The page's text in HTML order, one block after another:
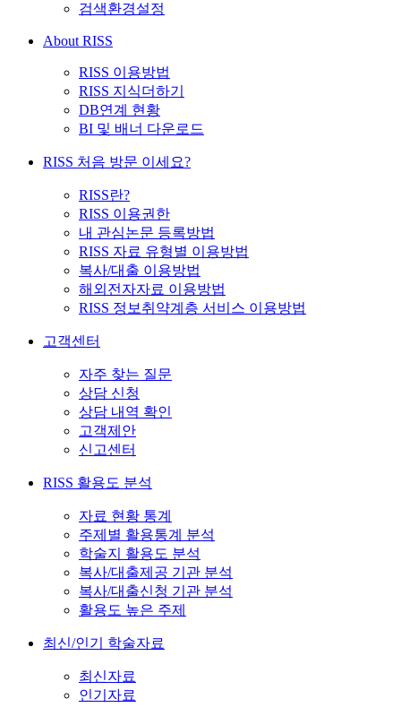
검색환경설정
About RISS
RISS 이용방법
RISS 지식더하기
DB연계 현황
BI 및 배너 다운로드
RISS 처음 방문 이세요?
RISS란?
RISS 이용권한
내 관심논문 등록방법
RISS 자료 유형별 이용방법
복사/대출 이용방법
해외전자자료 이용방법
RISS 정보취약계층 서비스 이용방법
고객센터
자주 찾는 질문
상담 신청
상담 내역 확인
고객제안
신고센터
RISS 활용도 분석
자료 현황 통계
주제별 활용통계 분석
학술지 활용도 분석
복사/대출제공 기관 분석
복사/대출신청 기관 분석
활용도 높은 주제
최신/인기 학술자료
최신자료
인기자료